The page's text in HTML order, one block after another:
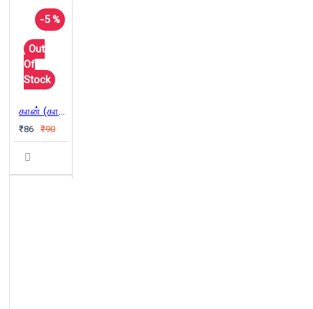
-5 %
Out
Of
Stock
கான் (காடுகளில் கற்றவை) - ம.செந்தமிழன்
₹86 ₹90